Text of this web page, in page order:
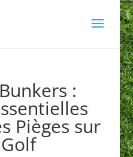
:
Pièges sur